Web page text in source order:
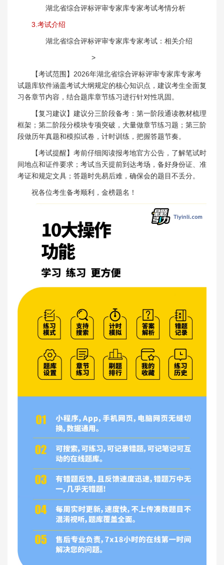
湖北省综合评标评审专家库专家考试考情分析
3.考试介绍
湖北省综合评标评审专家库专家考试：相关介绍
>
【考试范围】2026年湖北省综合评标评审专家库专家考
试题库软件涵盖考试大纲规定的核心知识点，建议考生全面复
习各章节内容，结合题库章节练习进行针对性巩固。
【复习建议】建议分三阶段备考：第一阶段通读教材梳理
框架；第二阶段分模块专项突破，大量做章节练习题；第三阶
段做历年真题和模拟试卷，计时训练，把握答题节奏。
【考试提醒】考前仔细阅读报考地官方公告，了解笔试时
间地点和证件要求；考试当天提前到达考场，备好身份证、准
考证和规定文具；答题时先易后难，确保会的题目不丢分。
祝各位考生备考顺利，金榜题名！